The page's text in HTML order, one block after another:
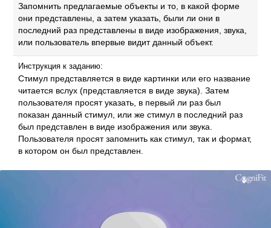
Запомнить предлагаемые объекты и то, в какой форме
они представлены, а затем указать, были ли они в
последний раз представлены в виде изображения, звука,
или пользователь впервые видит данный объект.
Инструкция к заданию:
Стимул представляется в виде картинки или его название
читается вслух (представляется в виде звука). Затем
пользователя просят указать, в первый ли раз был
показан данный стимул, или же стимул в последний раз
был представлен в виде изображения или звука.
Пользователя просят запомнить как стимул, так и формат,
в котором он был представлен.